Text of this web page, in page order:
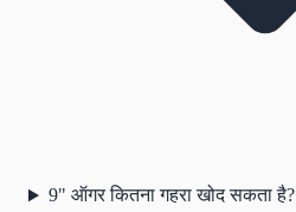
9" ऑगर कितना गहरा खोद सकता है?